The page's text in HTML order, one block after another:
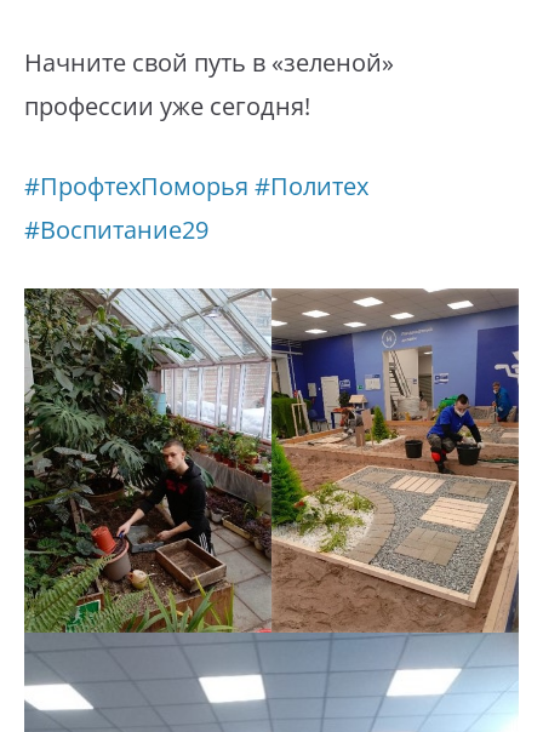
Начните свой путь в «зеленой»
профессии уже сегодня!
#ПрофтехПоморья #Политех
#Воспитание29